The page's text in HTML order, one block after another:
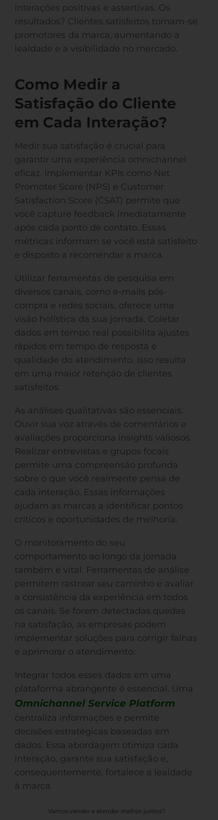
interações positivas e assertivas. Os
resultados? Clientes satisfeitos tornam-se
promotores da marca, aumentando a
lealdade e a visibilidade no mercado.
Como Medir a
Satisfação do Cliente
em Cada Interação?
Medir sua satisfação é crucial para
garantir uma experiência omnichannel
eficaz. Implementar KPIs como Net
Promoter Score (NPS) e Customer
Satisfaction Score (CSAT) permite que
você capture feedback imediatamente
após cada ponto de contato. Essas
métricas informam se você está satisfeito
e disposto a recomendar a marca.
Utilizar ferramentas de pesquisa em
diversos canais, como e-mails pós-
compra e redes sociais, oferece uma
visão holística da sua jornada. Coletar
dados em tempo real possibilita ajustes
rápidos em tempo de resposta e
qualidade do atendimento. Isso resulta
em uma maior retenção de clientes
satisfeitos.
As análises qualitativas são essenciais.
Ouvir sua voz através de comentários e
avaliações proporciona insights valiosos.
Realizar entrevistas e grupos focais
permite uma compreensão profunda
sobre o que você realmente pensa de
cada interação. Essas informações
ajudam as marcas a identificar pontos
críticos e oportunidades de melhoria.
O monitoramento do seu
comportamento ao longo da jornada
também é vital. Ferramentas de análise
permitem rastrear seu caminho e avaliar
a consistência da experiência em todos
os canais. Se forem detectadas quedas
na satisfação, as empresas podem
implementar soluções para corrigir falhas
e aprimorar o atendimento.
Integrar todos esses dados em uma
plataforma abrangente é essencial. Uma
Omnichannel Service Platform
centraliza informações e permite
decisões estratégicas baseadas em
dados. Essa abordagem otimiza cada
interação, garante sua satisfação e,
consequentemente, fortalece a lealdade
à marca.
Vamos vender e atender melhor juntos?